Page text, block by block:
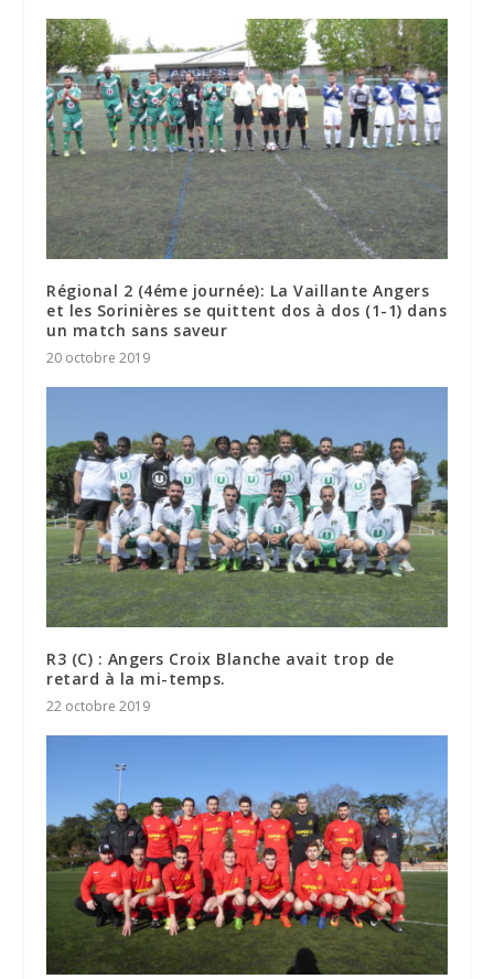
Régional 2 (4éme journée): La Vaillante Angers
et les Sorinières se quittent dos à dos (1-1) dans
un match sans saveur
20 octobre 2019
R3 (C) : Angers Croix Blanche avait trop de
retard à la mi-temps.
22 octobre 2019